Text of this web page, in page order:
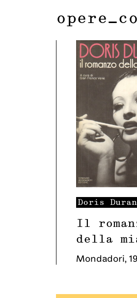
Doris
Il
della
Mondadori,